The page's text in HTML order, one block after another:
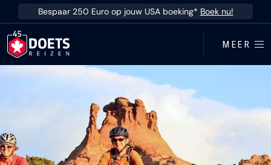
Ga direct naar inhoud
Bespaar 250 Euro op jouw USA boeking* Boek nu!
MEER